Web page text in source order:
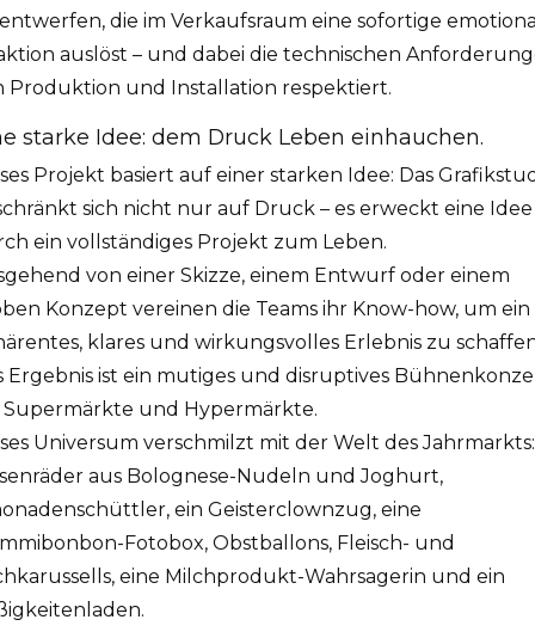
die im Verkaufsraum eine sofortige
auslöst – und dabei die technischen
Produktion und Installation respektiert.
starke Idee: dem Druck Leben einhauchen.
Projekt basiert auf einer starken Idee: Das
sich nicht nur auf Druck – es erweckt eine Idee
ein vollständiges Projekt zum Leben.
von einer Skizze, einem Entwurf oder einem
Konzept vereinen die Teams ihr Know-how, um ein
klares und wirkungsvolles Erlebnis zu
Ergebnis ist ein mutiges und disruptives
und Hypermärkte.
Universum verschmilzt mit der Welt des Jahrmarkts:
aus Bolognese-Nudeln und Joghurt,
ein Geisterclownzug, eine
Fotobox, Obstballons, Fleisch- und
eine Milchprodukt-Wahrsagerin und ein